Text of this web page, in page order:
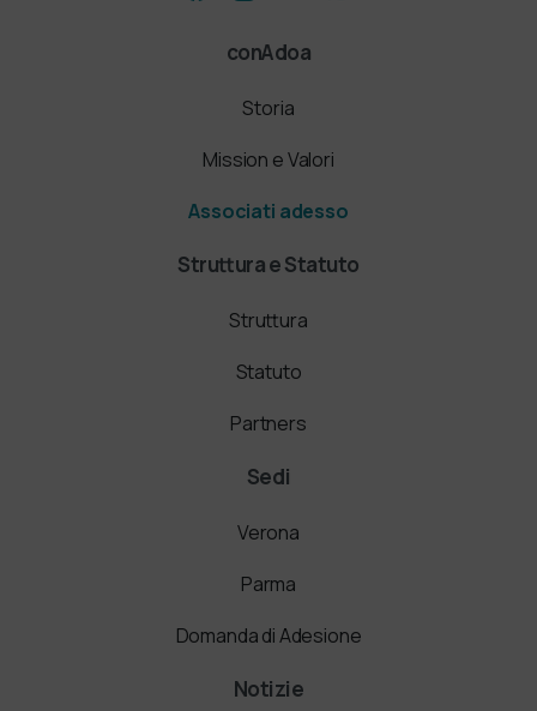
conAdoa
Storia
Mission e Valori
Associati adesso
Struttura e Statuto
Struttura
Statuto
Partners
Sedi
Verona
Parma
Domanda di Adesione
Notizie